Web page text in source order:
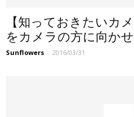
【知っておきたいカ
をカメラの方に向か
Sunflowers - 2016/03/31